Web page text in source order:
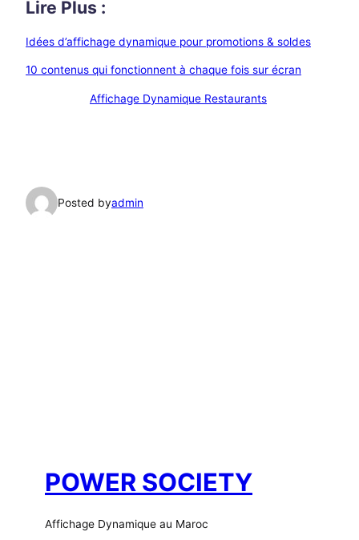
Lire Plus :
Idées d’affichage dynamique pour promotions & soldes
10 contenus qui fonctionnent à chaque fois sur écran
Affichage Dynamique Restaurants
Posted byadmin
POWER SOCIETY
Affichage Dynamique au Maroc